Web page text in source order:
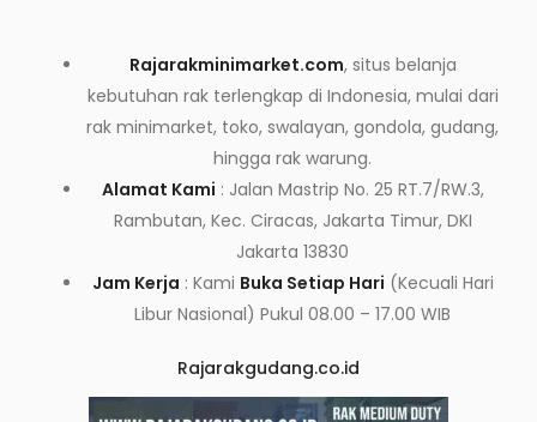
Rajarakminimarket.com, situs belanja
kebutuhan rak terlengkap di Indonesia, mulai dari
rak minimarket, toko, swalayan, gondola, gudang,
hingga rak warung.
Alamat Kami : Jalan Mastrip No. 25 RT.7/RW.3,
Rambutan, Kec. Ciracas, Jakarta Timur, DKI
Jakarta 13830
Jam Kerja : Kami Buka Setiap Hari (Kecuali Hari
Libur Nasional) Pukul 08.00 – 17.00 WIB
Rajarakgudang.co.id